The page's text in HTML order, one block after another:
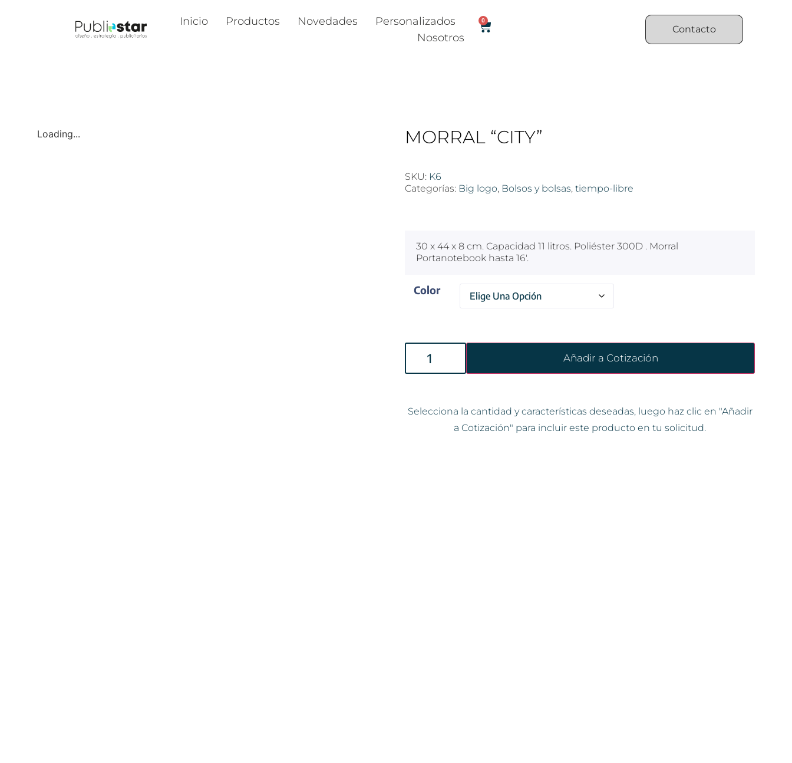
Inicio Productos Novedades
Personalizados
Nosotros
0
Contacto
Loading... MORRAL “CITY”
SKU: K6
Categorías: Big logo, Bolsos y bolsas, tiempo-libre
30 x 44 x 8 cm. Capacidad 11 litros. Poliéster 300D . Morral
Portanotebook hasta 16′.
Color
Añadir a Cotización
Selecciona la cantidad y características deseadas, luego haz clic en "Añadir
a Cotización" para incluir este producto en tu solicitud.